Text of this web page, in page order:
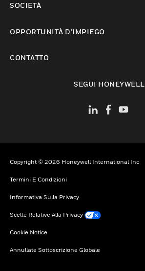
SOCIETÀ
OPPORTUNITÀ D’IMPIEGO
CONTATTO
SEGUI HONEYWELL
Copyright © 2026 Honeywell International Inc
Termini E Condizioni
Informativa Sulla Privacy
Scelte Relative Alla Privacy
Cookie Notice
Annullate Sottoscrizione Globale